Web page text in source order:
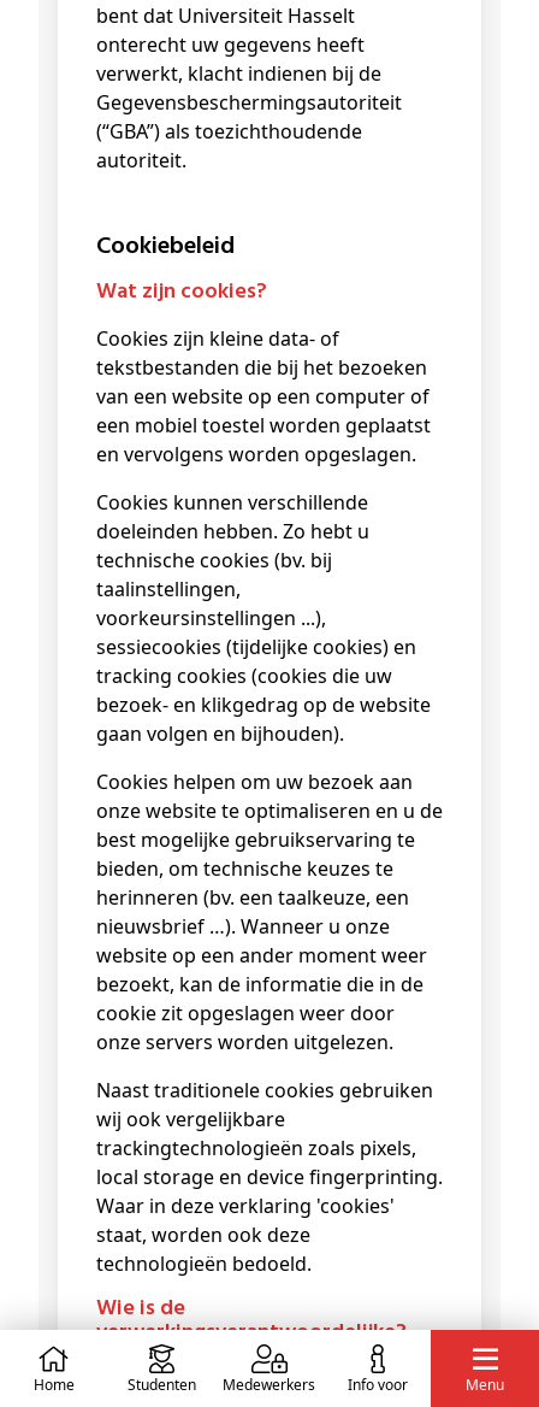
bent dat Universiteit Hasselt
onterecht uw gegevens heeft
verwerkt, klacht indienen bij de
Gegevensbeschermingsautoriteit
(“GBA”) als toezichthoudende
autoriteit.
Cookiebeleid
Wat zijn cookies?
Cookies zijn kleine data- of
tekstbestanden die bij het bezoeken
van een website op een computer of
een mobiel toestel worden geplaatst
en vervolgens worden opgeslagen.
Cookies kunnen verschillende
doeleinden hebben. Zo hebt u
technische cookies (bv. bij
taalinstellingen,
voorkeursinstellingen ...),
sessiecookies (tijdelijke cookies) en
tracking cookies (cookies die uw
bezoek- en klikgedrag op de website
gaan volgen en bijhouden).
Cookies helpen om uw bezoek aan
onze website te optimaliseren en u de
best mogelijke gebruikservaring te
bieden, om technische keuzes te
herinneren (bv. een taalkeuze, een
nieuwsbrief …). Wanneer u onze
website op een ander moment weer
bezoekt, kan de informatie die in de
cookie zit opgeslagen weer door
onze servers worden uitgelezen.
Naast traditionele cookies gebruiken
wij ook vergelijkbare
trackingtechnologieën zoals pixels,
local storage en device fingerprinting.
Waar in deze verklaring 'cookies'
staat, worden ook deze
technologieën bedoeld.
Wie is de
verwerkingsverantwoordelijke?
De verwerkingsverantwoordelijke
Home Studenten Medewerkers info voor Menu